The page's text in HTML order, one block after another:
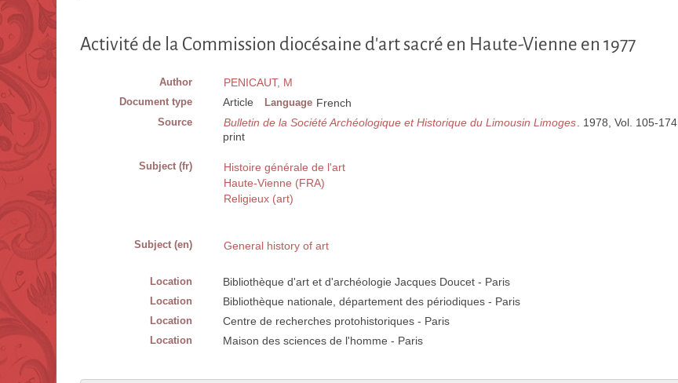
Activité de la Commission diocésaine d'art sacré en Haute-Vienne en 1977
Author PENICAUT, M
Document type Article Language French
Source Bulletin de la Société Archéologique et Historique du Limousin Limoges . 1978, Vol. 105-174,
print
Subject (fr)
Histoire générale de l'art
Haute-Vienne (FRA)
Religieux (art)
Subject (en) General history of art
Location Bibliothèque d'art et d'archéologie Jacques Doucet - Paris
Location Bibliothèque nationale, département des périodiques - Paris
Location Centre de recherches protohistoriques - Paris
Location Maison des sciences de l'homme - Paris